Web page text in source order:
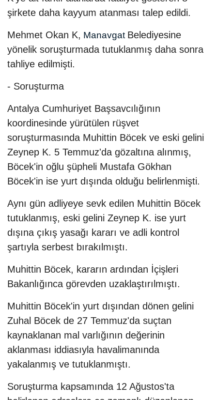
şirkete daha kayyum atanması talep edildi.
Mehmet Okan K, Manavgat Belediyesine
yönelik soruşturmada tutuklanmış daha sonra
tahliye edilmişti.
- Soruşturma
Antalya Cumhuriyet Başsavcılığının
koordinesinde yürütülen rüşvet
soruşturmasında Muhittin Böcek ve eski gelini
Zeynep K. 5 Temmuz'da gözaltına alınmış,
Böcek'in oğlu şüpheli Mustafa Gökhan
Böcek'in ise yurt dışında olduğu belirlenmişti.
Aynı gün adliyeye sevk edilen Muhittin Böcek
tutuklanmış, eski gelini Zeynep K. ise yurt
dışına çıkış yasağı kararı ve adli kontrol
şartıyla serbest bırakılmıştı.
Muhittin Böcek, kararın ardından İçişleri
Bakanlığınca görevden uzaklaştırılmıştı.
Muhittin Böcek'in yurt dışından dönen gelini
Zuhal Böcek de 27 Temmuz'da suçtan
kaynaklanan mal varlığının değerinin
aklanması iddiasıyla havalimanında
yakalanmış ve tutuklanmıştı.
Soruşturma kapsamında 12 Ağustos'ta